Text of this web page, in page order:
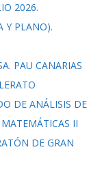
2026.
Y PLANO).
PAU CANARIAS
DE ANÁLISIS DE
II
DE GRAN